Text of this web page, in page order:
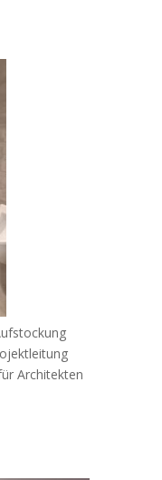
Architekten